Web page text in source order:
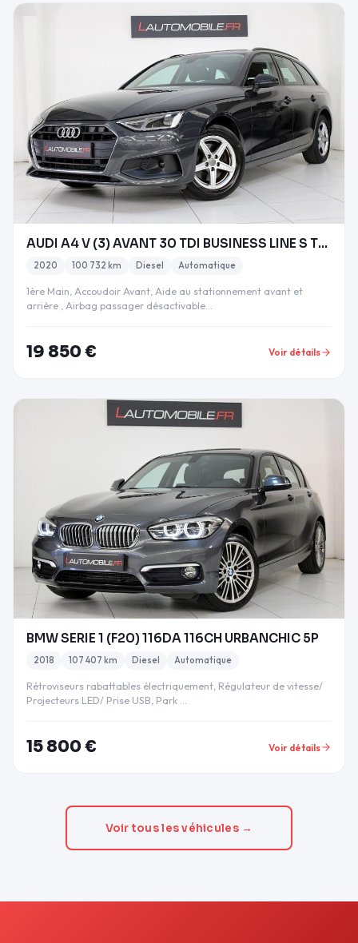
AUDI A4 V (3) AVANT 30 TDI BUSINESS LINE S TRONIC
2020 100 732 km Diesel Automatique
1ère Main, Accoudoir Avant, Aide au stationnement avant et
arrière , Airbag passager désactivable…
19 850 € Voir détails
BMW SERIE 1 (F20) 116DA 116CH URBANCHIC 5P
2018 107 407 km Diesel Automatique
Rétroviseurs rabattables électriquement, Régulateur de vitesse/
Projecteurs LED/ Prise USB, Park …
15 800 € Voir détails
Voir tous les véhicules →